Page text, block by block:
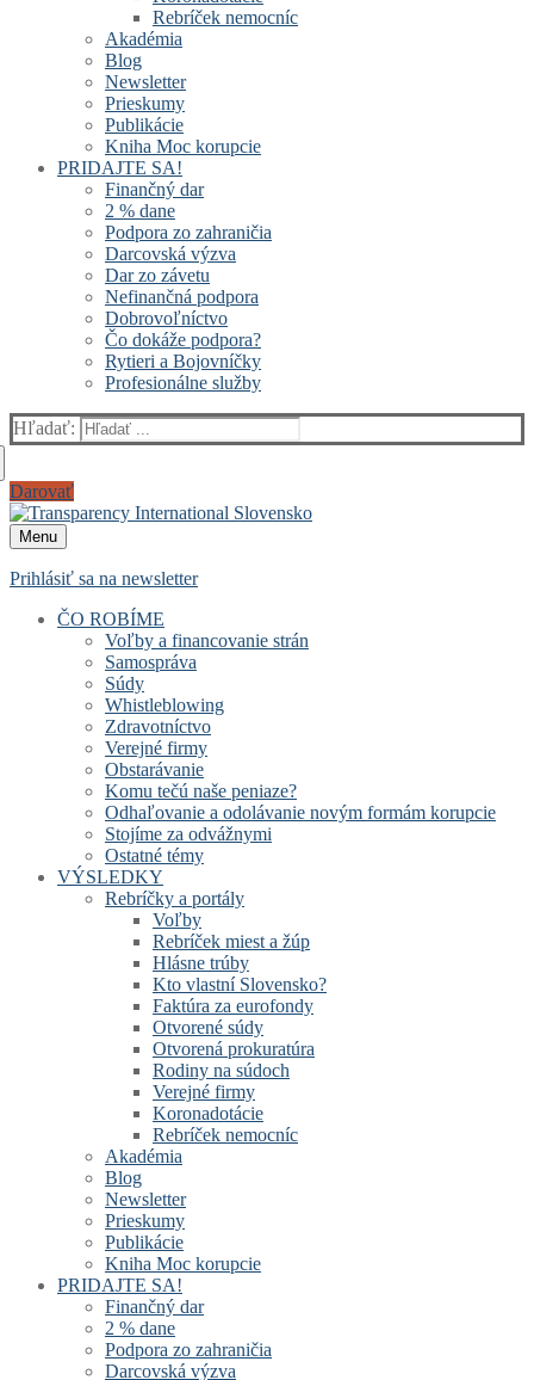
Rebríček nemocníc
Akadémia
Blog
Newsletter
Prieskumy
Publikácie
Kniha Moc korupcie
PRIDAJTE SA!
Finančný dar
2 % dane
Podpora zo zahraničia
Darcovská výzva
Dar zo závetu
Nefinančná podpora
Dobrovoľníctvo
Čo dokáže podpora?
Rytieri a Bojovníčky
Profesionálne služby
Hľadať:
Darovať
Menu
Prihlásiť sa na newsletter
ČO ROBÍME
Voľby a financovanie strán
Samospráva
Súdy
Whistleblowing
Zdravotníctvo
Verejné firmy
Obstarávanie
Komu tečú naše peniaze?
Odhaľovanie a odolávanie novým formám korupcie
Stojíme za odvážnymi
Ostatné témy
VÝSLEDKY
Rebríčky a portály
Voľby
Rebríček miest a žúp
Hlásne trúby
Kto vlastní Slovensko?
Faktúra za eurofondy
Otvorené súdy
Otvorená prokuratúra
Rodiny na súdoch
Verejné firmy
Koronadotácie
Rebríček nemocníc
Akadémia
Blog
Newsletter
Prieskumy
Publikácie
Kniha Moc korupcie
PRIDAJTE SA!
Finančný dar
2 % dane
Podpora zo zahraničia
Darcovská výzva